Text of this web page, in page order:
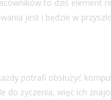
to dziś element
jest i będzie w
potrafi obsłużyć
do życzenia, więc ich